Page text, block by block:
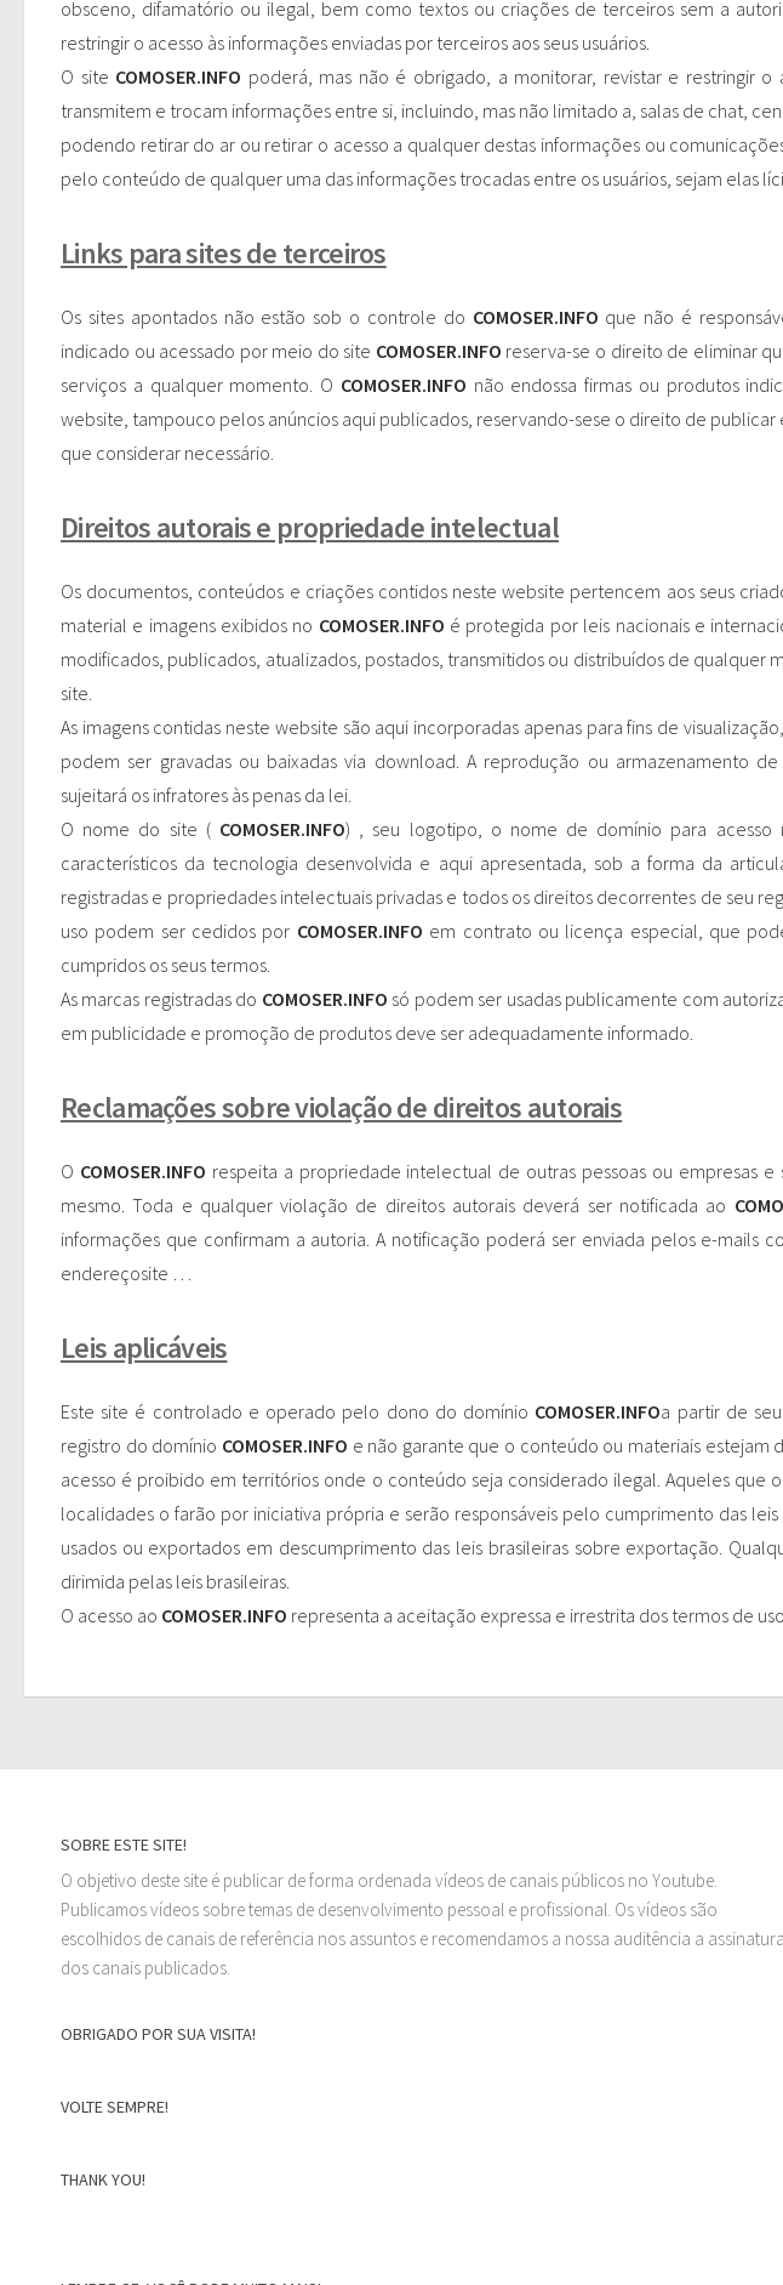
obsceno, difamatório ou ilegal, bem como textos ou criações de terceiros sem a
restringir o acesso às informações enviadas por terceiros aos seus usuários.
O site COMOSER.INFO poderá, mas não é obrigado, a monitorar, revistar e restringir
transmitem e trocam informações entre si, incluindo, mas não limitado a, salas de chat,
podendo retirar do ar ou retirar o acesso a qualquer destas informações ou
pelo conteúdo de qualquer uma das informações trocadas entre os usuários, sejam elas
Links para sites de terceiros
Os sites apontados não estão sob o controle do COMOSER.INFO que não é
indicado ou acessado por meio do site COMOSER.INFO reserva-se o direito de eliminar
serviços a qualquer momento. O COMOSER.INFO não endossa firmas ou produtos
website, tampouco pelos anúncios aqui publicados, reservando-sese o direito de publicar
que considerar necessário.
Direitos autorais e propriedade intelectual
Os documentos, conteúdos e criações contidos neste website pertencem aos seus
material e imagens exibidos no COMOSER.INFO é protegida por leis nacionais e
modificados, publicados, atualizados, postados, transmitidos ou distribuídos de qualquer
site.
As imagens contidas neste website são aqui incorporadas apenas para fins de
podem ser gravadas ou baixadas via download. A reprodução ou armazenamento
sujeitará os infratores às penas da lei.
O nome do site ( COMOSER.INFO) , seu logotipo, o nome de domínio para
característicos da tecnologia desenvolvida e aqui apresentada, sob a forma da
registradas e propriedades intelectuais privadas e todos os direitos decorrentes de seu
uso podem ser cedidos por COMOSER.INFO em contrato ou licença especial, que
cumpridos os seus termos.
As marcas registradas do COMOSER.INFO só podem ser usadas publicamente com
em publicidade e promoção de produtos deve ser adequadamente informado.
Reclamações sobre violação de direitos autorais
O COMOSER.INFO respeita a propriedade intelectual de outras pessoas ou empresas
mesmo. Toda e qualquer violação de direitos autorais deverá ser notificada ao
informações que confirmam a autoria. A notificação poderá ser enviada pelos e-mails
endereçosite …
Leis aplicáveis
Este site é controlado e operado pelo dono do domínio COMOSER.INFOa partir de
registro do domínio COMOSER.INFO e não garante que o conteúdo ou materiais estejam
acesso é proibido em territórios onde o conteúdo seja considerado ilegal. Aqueles que
localidades o farão por iniciativa própria e serão responsáveis pelo cumprimento das
usados ou exportados em descumprimento das leis brasileiras sobre exportação.
dirimida pelas leis brasileiras.
O acesso ao COMOSER.INFO representa a aceitação expressa e irrestrita dos termos de
SOBRE ESTE SITE!
O objetivo deste site é publicar de forma ordenada vídeos de canais públicos no Youtube.
Publicamos vídeos sobre temas de desenvolvimento pessoal e profissional. Os vídeos são
escolhidos de canais de referência nos assuntos e recomendamos a nossa auditência a assinatura
dos canais publicados.
OBRIGADO POR SUA VISITA!
VOLTE SEMPRE!
THANK YOU!